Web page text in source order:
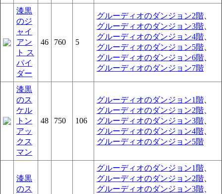
漆黒
のジ
ャイ
アン
ト ス
パイ
ダー
46 760 5
グルーディオのダンジョン2階
グルーディオのダンジョン3階
グルーディオのダンジョン4階
グルーディオのダンジョン5階
グルーディオのダンジョン6階
グルーディオのダンジョン7階
漆黒
のス
ケル
トン
アッ
クス
マン
48 750 106
グルーディオのダンジョン1階
グルーディオのダンジョン2階
グルーディオのダンジョン3階
グルーディオのダンジョン4階
グルーディオのダンジョン5階
漆黒
のス
グルーディオのダンジョン1階
グルーディオのダンジョン2階
グルーディオのダンジョン3階